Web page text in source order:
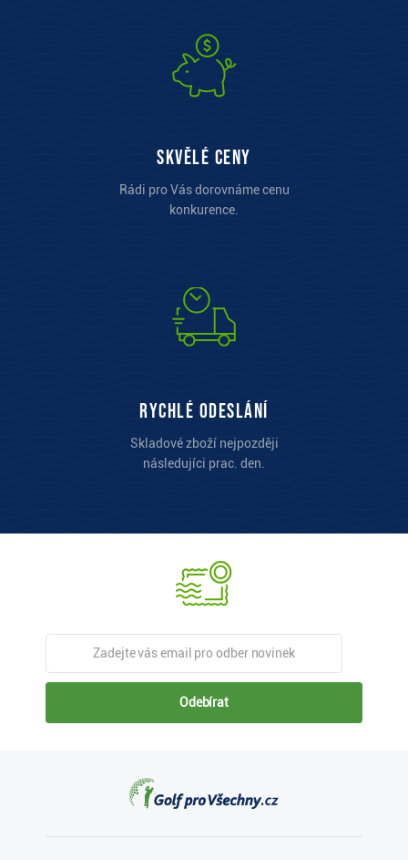
Skvělé ceny
Rádi pro Vás dorovnáme cenu
konkurence.
Rychlé odeslání
Skladové zboží nejpozději
následujíci prac. den.
Odebírat